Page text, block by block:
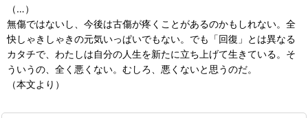
（…）
無傷ではないし、今後は古傷が疼くことがあるのかもしれない。全
快しゃきしゃきの元気いっぱいでもない。でも「回復」とは異なる
カタチで、わたしは自分の人生を新たに立ち上げて生きている。そ
ういうの、全く悪くない。むしろ、悪くないと思うのだ。
（本文より）